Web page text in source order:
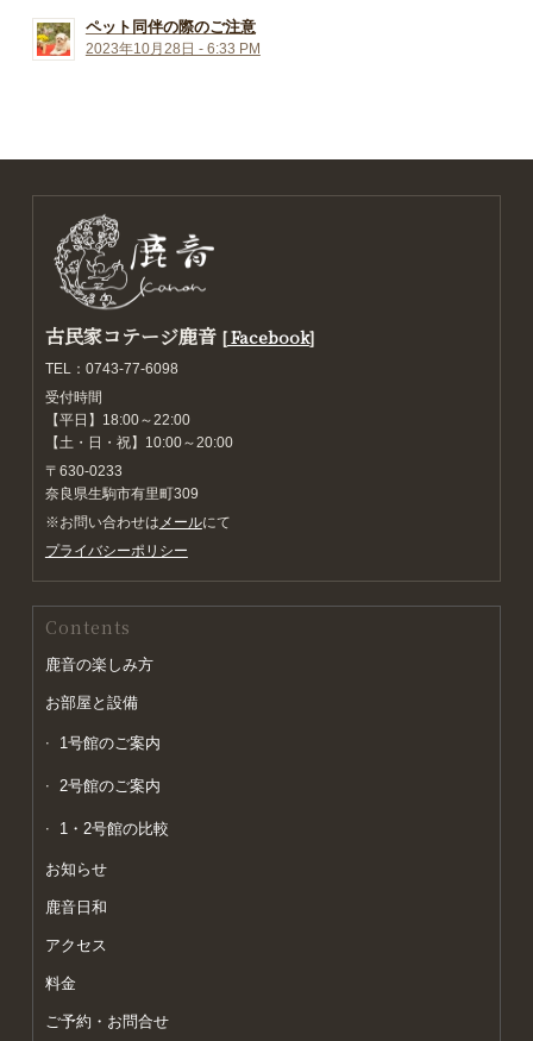
ペット同伴の際のご注意
2023年10月28日 - 6:33 PM
古民家コテージ鹿音 [Facebook]
TEL：0743-77-6098
受付時間
【平日】18:00～22:00
【土・日・祝】10:00～20:00
〒630-0233
奈良県生駒市有里町309
※お問い合わせは メールにて
プライバシーポリシー
Contents
鹿音の楽しみ方
お部屋と設備
1号館のご案内
2号館のご案内
1・2号館の比較
お知らせ
鹿音日和
アクセス
料金
ご予約・お問合せ